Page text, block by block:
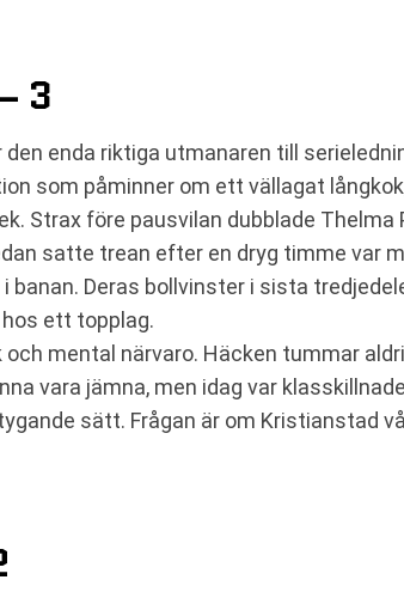
3
enda riktiga utmanaren till
som påminner om ett vällagat
Strax före pausvilan dubblade Thelma
satte trean efter en dryg timme var
Deras bollvinster i sista
ett topplag.
mental närvaro. Häcken tummar
vara jämna, men idag var
sätt. Frågan är om Kristianstad